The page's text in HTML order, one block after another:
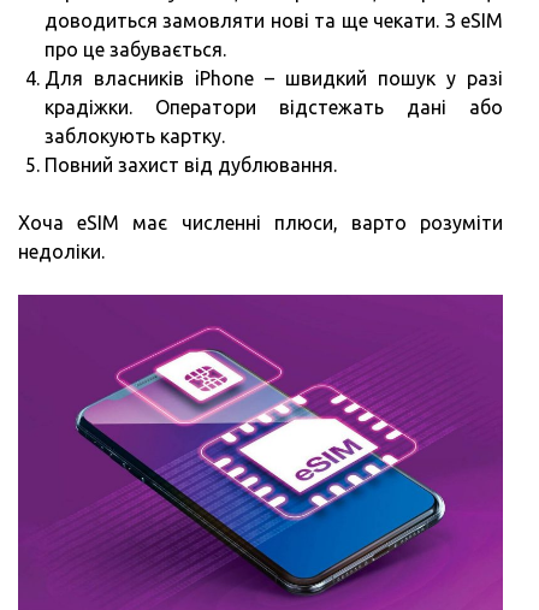
доводиться замовляти нові та ще чекати. З eSIM
про це забувається.
Для власників iPhone – швидкий пошук у разі
крадіжки. Оператори відстежать дані або
заблокують картку.
Повний захист від дублювання.
Хоча eSIM має численні плюси, варто розуміти
недоліки.